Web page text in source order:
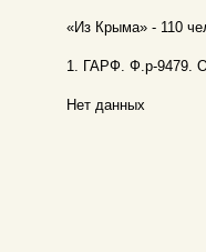
«Из Крыма» - 110
1. ГАРФ. Ф.р-9479.
Нет данных